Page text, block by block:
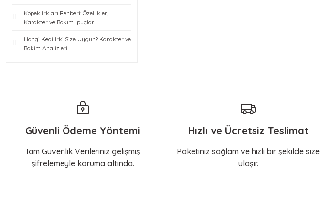
Köpek Irkları Rehberi: Özellikler,
Karakter ve Bakım İpuçları
Hangi Kedi Irki Size Uygun? Karakter ve
Bakim Analizleri
Güvenli Ödeme Yöntemi
Tam Güvenlik Verileriniz gelişmiş
şifrelemeyle koruma altında.
Hızlı ve Ücretsiz Teslimat
Paketiniz sağlam ve hızlı bir şekilde size
ulaşır.